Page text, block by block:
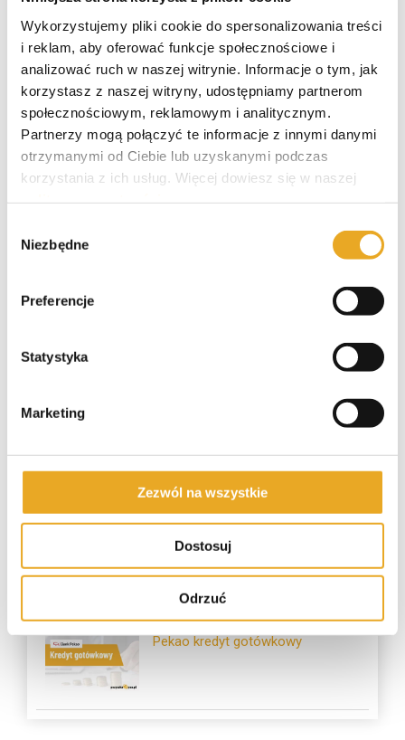
Wykorzystujemy pliki cookie do spersonalizowania treści
i reklam, aby oferować funkcje społecznościowe i
analizować ruch w naszej witrynie. Informacje o tym, jak
korzystasz z naszej witryny, udostępniamy partnerom
społecznościowym, reklamowym i analitycznym.
Partnerzy mogą połączyć te informacje z innymi danymi
otrzymanymi od Ciebie lub uzyskanymi podczas
korzystania z ich usług. Więcej dowiesz się w naszej
zgody
Niezbędne
Preferencje
Statystyka
Marketing
Zezwól na wszystkie
Dostosuj
Odrzuć
Tarata – opinie i recenzja
Polecane kredyty
Alior Bank kredyt gotówkowy
Pekao kredyt gotówkowy